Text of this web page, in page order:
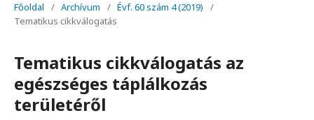
Főoldal / Archívum / Évf. 60 szám 4 (2019)
/
Tematikus cikkválogatás
Tematikus cikkválogatás az
egészséges táplálkozás
területéről